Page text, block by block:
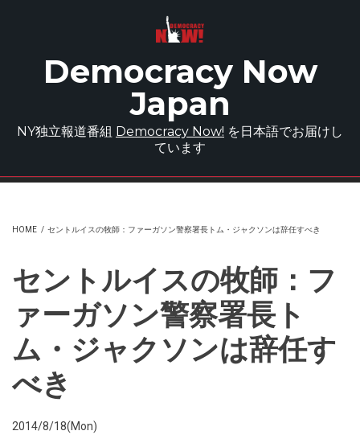
Democracy Now
Japan
NY独立報道番組 Democracy Now! を日本語でお届けし
ています
HOME / セントルイスの牧師：ファーガソン警察署長トム・ジャクソンは辞任すべき
セントルイスの牧師：フ
ァーガソン警察署長ト
ム・ジャクソンは辞任す
べき
2014/8/18(Mon)